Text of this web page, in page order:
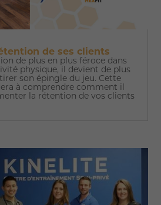
de ses clients
de plus en plus féroce dans
physique, il devient de plus
son épingle du jeu. Cette
à comprendre comment il
la rétention de vos clients